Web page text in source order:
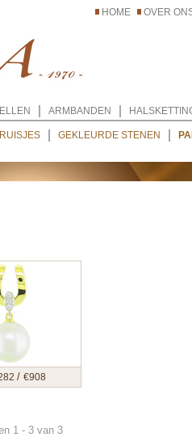
HOME OVER
GEKLEURDE STENEN
ARMBANDEN
/ €908
1 - 3 van 3